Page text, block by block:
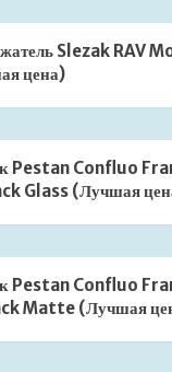
Slezak RAV
цена)
Pestan Confluo
Glass (Лучшая
Pestan Confluo
Matte (Лучшая